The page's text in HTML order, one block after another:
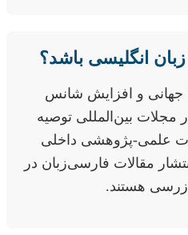
زبان انگلیسی باشد؟
جهانی و افزایش شانس
مجلات بین‌المللی توصیه
علمی-پژوهشی داخلی
مقالات فارسی‌زبان در
هستند.